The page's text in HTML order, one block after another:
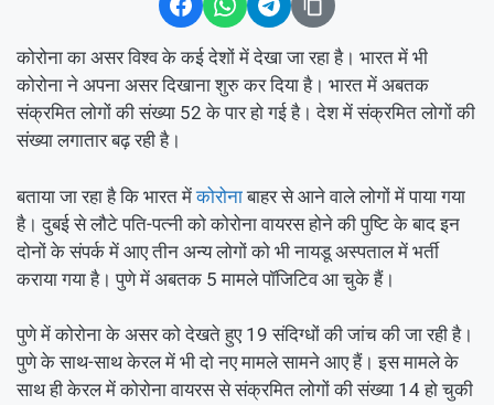
कोरोना का असर विश्व के कई देशों में देखा जा रहा है। भारत में भी
कोरोना ने अपना असर दिखाना शुरु कर दिया है। भारत में अबतक
संक्रमित लोगों की संख्या 52 के पार हो गई है। देश में संक्रमित लोगों की
संख्या लगातार बढ़ रही है।
बताया जा रहा है कि भारत मेंकोरोनाबाहर से आने वाले लोगों में पाया गया
है। दुबई से लौटे पति-पत्नी को कोरोना वायरस होने की पुष्टि के बाद इन
दोनों के संपर्क में आए तीन अन्य लोगों को भी नायडू अस्पताल में भर्ती
कराया गया है। पुणे में अबतक 5 मामले पॉजिटिव आ चुके हैं।
पुणे में कोरोना के असर को देखते हुए 19 संदिग्धों की जांच की जा रही है।
पुणे के साथ-साथ केरल में भी दो नए मामले सामने आए हैं। इस मामले के
साथ ही केरल में कोरोना वायरस से संक्रमित लोगों की संख्या 14 हो चुकी